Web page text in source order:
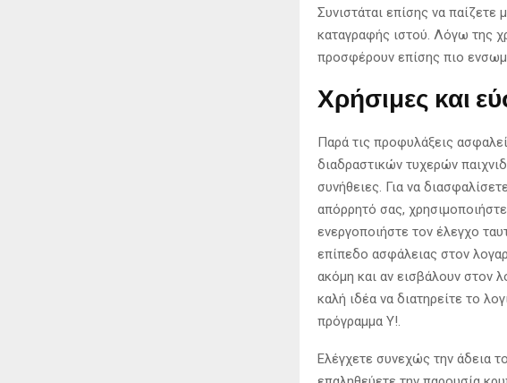
Συνιστάται επίσης να
καταγραφής ιστού. Λόγω της
προσφέρουν επίσης πιο
Χρήσιμες και
Παρά τις προφυλάξεις
διαδραστικών τυχερών
συνήθειες. Για να
απόρρητό σας,
ενεργοποιήστε τον έλεγχο
επίπεδο ασφάλειας στον
ακόμη και αν εισβάλουν στον
καλή ιδέα να διατηρείτε το
πρόγραμμα Y!.
Ελέγχετε συνεχώς την άδεια